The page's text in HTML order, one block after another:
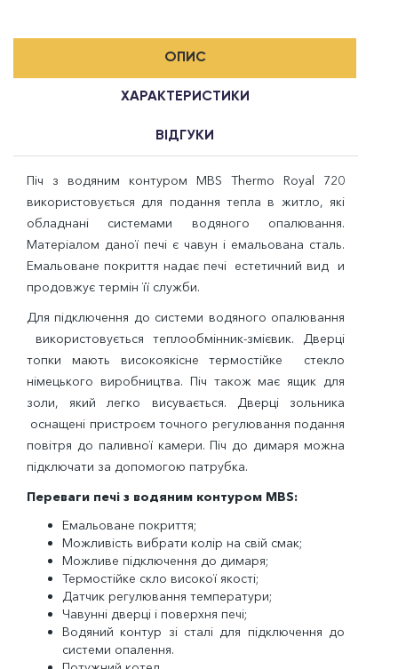
ОПИС
ХАРАКТЕРИСТИКИ
ВІДГУКИ
Піч з водяним контуром MBS Thermo Royal 720
використовується для подання тепла в житло, які
обладнані системами водяного опалювання.
Матеріалом даної печі є чавун і емальована сталь.
Емальоване покриття надає печі естетичний вид и
продовжує термін її служби.
Для підключення до системи водяного опалювання
використовується теплообмінник-змієвик. Дверці
топки мають високоякісне термостійке стекло
німецького виробництва. Піч також має ящик для
золи, який легко висувається. Дверці зольника
оснащені пристроєм точного регулювання подання
повітря до паливної камери. Піч до димаря можна
підключати за допомогою патрубка.
Переваги печі з водяним контуром MBS:
Емальоване покриття;
Можливість вибрати колір на свій смак;
Можливе підключення до димаря;
Термостійке скло високої якості;
Датчик регулювання температури;
Чавунні дверці і поверхня печі;
Водяний контур зі сталі для підключення до
системи опалення.